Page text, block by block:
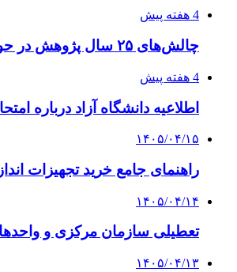
4 هفته پیش
چالش‌های ۲۵ سال پژوهش در حوزه انسجام اجتماعی
4 هفته پیش
اطلاعیه دانشگاه آزاد درباره
۱۴۰۵/۰۴/۱۵
راهنمای جامع خرید تجهیزات
۱۴۰۵/۰۴/۱۴
تعطیلی سازمان مرکزی و
۱۴۰۵/۰۴/۱۳